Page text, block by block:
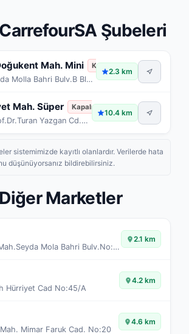
Şubeleri
Mah. Mini Kapalı
Doğukent Mah. Seyda Molla Bahri Bulv.B Blok Bağımsız Bölüm16C Blok Bağımsız Bölüm 16 Merkez/Elazığ
2.3 km
Mah. Süper Kapalı
Cumhuriyet Mh. Prof.Dr.Turan Yazgan Cd.Toki Camı İç Kapı N:2
10.4 km
sistemimizde kayıtlı olanlardır. Verilerde hata
düşünüyorsanız bildirebilirsiniz.
Marketler
Doğukent Mah.Seyda Mola Bahri Bulv.No:119/A
2.1 km
Hürriyet Cad No:45/A
4.2 km
Mimar Faruk Cad. No:20
4.6 km